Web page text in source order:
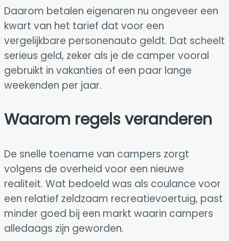
Daarom betalen eigenaren nu ongeveer een
kwart van het tarief dat voor een
vergelijkbare personenauto geldt. Dat scheelt
serieus geld, zeker als je de camper vooral
gebruikt in vakanties of een paar lange
weekenden per jaar.
Waarom regels veranderen
De snelle toename van campers zorgt
volgens de overheid voor een nieuwe
realiteit. Wat bedoeld was als coulance voor
een relatief zeldzaam recreatievoertuig, past
minder goed bij een markt waarin campers
alledaags zijn geworden.